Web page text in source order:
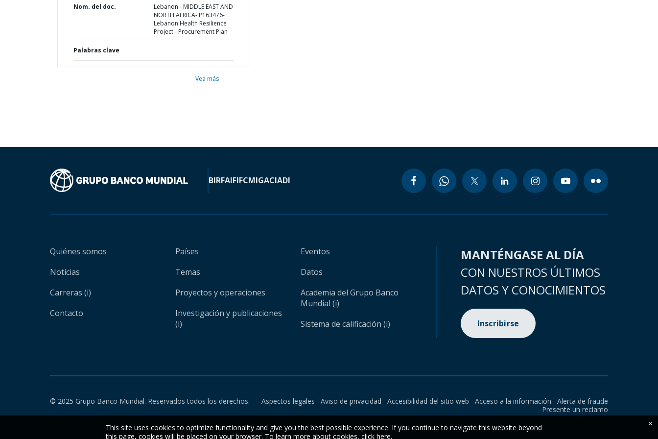
Nom. del doc.
Lebanon - MIDDLE EAST AND
NORTH AFRICA- P163476-
Lebanon Health Resilience
Project - Procurement Plan
Palabras clave
Vea más
BIRFAIFIFCMIGACIADI
Quiénes somos
Noticias
Carreras (i)
Contacto
Países
Temas
Proyectos y operaciones
Investigación y publicaciones
(i)
Eventos
Datos
Academia del Grupo Banco
Mundial (i)
Sistema de calificación (i)
MANTÉNGASE AL DÍA
CON NUESTROS ÚLTIMOS
DATOS Y CONOCIMIENTOS
Inscribirse
© 2025 Grupo Banco Mundial. Reservados todos los derechos. Aspectos legales Aviso de privacidad Accesibilidad del sitio web Acceso a la información
Alerta de fraude
Presente un reclamo
This site uses cookies to optimize functionality and give you the best possible experience. If you continue to navigate this website beyond
this page, cookies will be placed on your browser. To learn more about cookies, click here.
×